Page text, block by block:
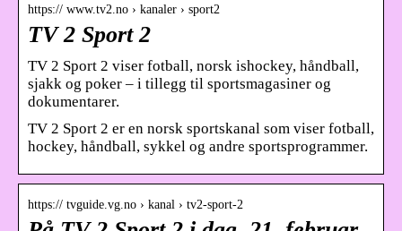
https:// www.tv2.no › kanaler › sport2
TV 2 Sport 2
TV 2 Sport 2 viser fotball, norsk ishockey, håndball,
sjakk og poker – i tillegg til sportsmagasiner og
dokumentarer.
TV 2 Sport 2 er en norsk sportskanal som viser fotball,
hockey, håndball, sykkel og andre sportsprogrammer.
https:// tvguide.vg.no › kanal › tv2-sport-2